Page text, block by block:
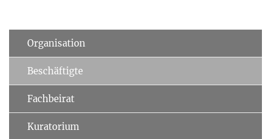
Organisation
Beschäftigte
Fachbeirat
Kuratorium